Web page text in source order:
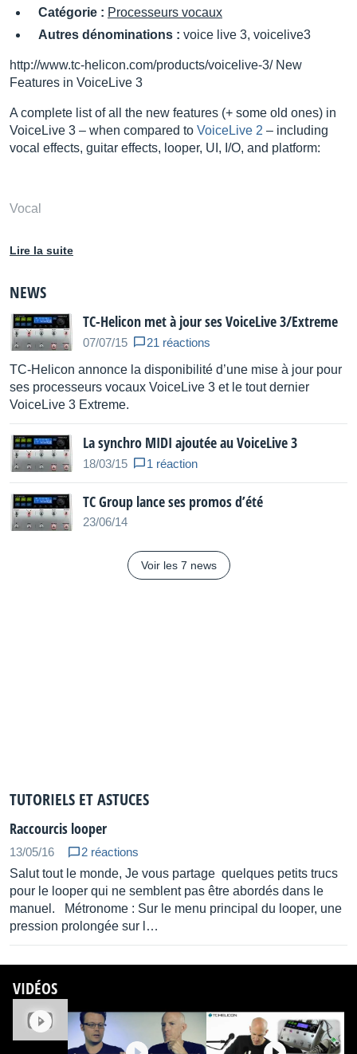
Catégorie : Processeurs vocaux
Autres dénominations : voice live 3, voicelive3
http://www.tc-helicon.com/products/voicelive-3/ New
Features in VoiceLive 3
A complete list of all the new features (+ some old ones) in
VoiceLive 3 – when compared to VoiceLive 2 – including
vocal effects, guitar effects, looper, UI, I/O, and platform:
Vocal
Feature
Description
Create brand new harmony sounds: Pedal, Fixed, and
Mixed
Harmony
suspensions
Improved Harmony Hold
Harmony
More accurate Harmony Hold
Improved Portamento (humanization)
Harmony voices sound more realistic
Lire la suite
NEWS
TC-Helicon met à jour ses VoiceLive 3/Extreme
07/07/15 21 réactions
TC-Helicon annonce la disponibilité d’une mise à jour pour
ses processeurs vocaux VoiceLive 3 et le tout dernier
VoiceLive 3 Extreme.
La synchro MIDI ajoutée au VoiceLive 3
18/03/15 1 réaction
TC Group lance ses promos d’été
23/06/14
Voir les 7 news
TUTORIELS ET ASTUCES
Raccourcis looper
13/05/16
2 réactions
Salut tout le monde, Je vous partage quelques petits trucs
pour le looper qui ne semblent pas être abordés dans le
manuel. Métronome : Sur le menu principal du looper, une
pression prolongée sur l…
VIDÉOS